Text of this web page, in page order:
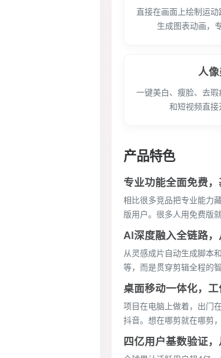
直接在画面上绘制运
生成图表动画，
人
一键美白、瘦脸、去
和短视频直接
产品特色
专业功能全面免费
相比很多竞品把专业能力
版用户。很多人用免费版
AI深度融入全链路
从灵感成片自动生成脚本
等，而是贯穿剪辑全程的
桌面移动一体化，
项目在电脑上做着，出门
抖音。想在哪剪就在哪剪
四亿用户基数验证